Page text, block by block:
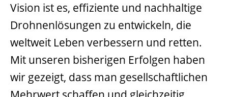
Vision ist es, effiziente und nachhaltige
Drohnenlösungen zu entwickeln, die
weltweit Leben verbessern und retten.
Mit unseren bisherigen Erfolgen haben
wir gezeigt, dass man gesellschaftlichen